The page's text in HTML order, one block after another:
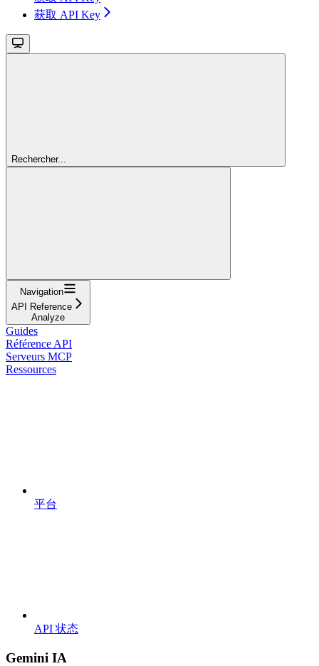
获取 API Key
Rechercher...
Navigation
API Reference
Analyze
Guides
Référence API
Serveurs MCP
Ressources
平台
API 状态
Gemini IA